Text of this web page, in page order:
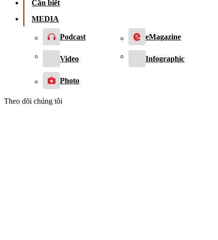
Cần biết
MEDIA
Podcast eMagazine
Video Infographic
Photo
Theo dõi chúng tôi